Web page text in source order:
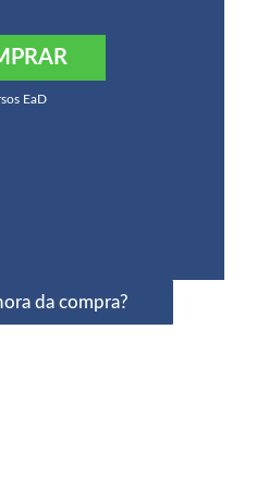
EaD
da compra?